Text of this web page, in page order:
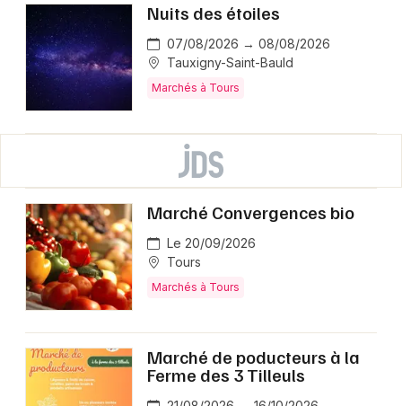
Nuits des étoiles
07/08/2026 → 08/08/2026
Tauxigny-Saint-Bauld
Marchés à Tours
Marché Convergences bio
Le 20/09/2026
Tours
Marchés à Tours
Marché de poducteurs à la
Ferme des 3 Tilleuls